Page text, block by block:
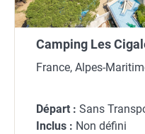
Camping Les
France, Alpes-
Départ : Sans
Inclus : Non défini